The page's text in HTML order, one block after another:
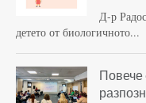
Д-р
детето от биологичното...
Повече